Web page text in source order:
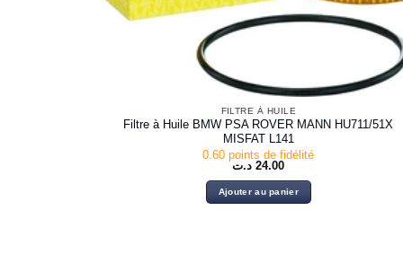
FILTRE À HUILE
Filtre à Huile BMW PSA ROVER MANN HU711/51X
MISFAT L141
0.60 points de fidélité
24.00 د.ت
Ajouter au panier